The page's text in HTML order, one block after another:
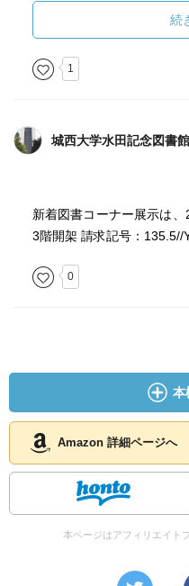
かったところが多々あり
の語用論的な観点からな
が、それらがドゥルーズ
存在論的な問題設定とど
なされたものなのか把握し
続
1
城西大学水田記念図書
新着図書コーナー展示は、
3階開架 請求記号：135.5//
0
本
Amazon 詳細ページへ
本ページはアフィリエイト